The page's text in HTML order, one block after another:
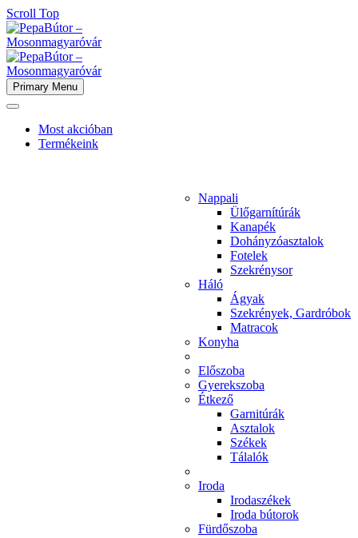
Scroll Top
Primary Menu
Most akcióban
Termékeink
Nappali
Ülőgarnítúrák
Kanapék
Dohányzóasztalok
Fotelek
Szekrénysor
Háló
Ágyak
Szekrények, Gardróbok
Matracok
Konyha
Előszoba
Gyerekszoba
Étkező
Garnitúrák
Asztalok
Székek
Tálalók
Iroda
Irodaszékek
Iroda bútorok
Fürdőszoba